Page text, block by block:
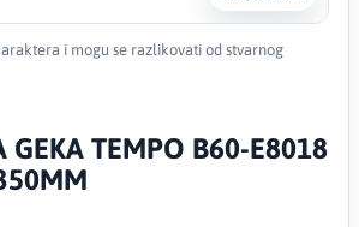
i mogu se razlikovati od stvarnog
GEKA TEMPO B60-E8018